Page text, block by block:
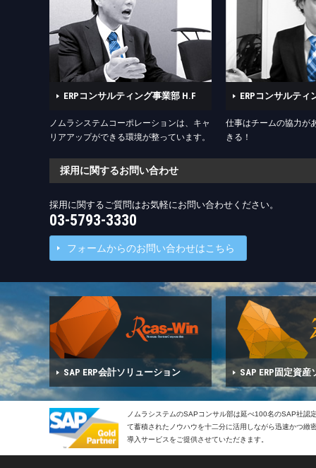
ERPコンサルティング事業部 H.F
ノムラシステムコーポレーションは、キャ
リアアップができる環境が整っています。
ERPコンサルティ
仕事はチームの協力が
きる！
採用に関するお問い合わせ
採用に関するご質問はお気軽にお問い合わせください。
03-5793-3330
フォームからのお問い合わせはこちら
SAP ERP会計ソリューション SAP ERP固定資
ノムラシステムのSAPコンサル部は延べ100名のSAP社認
て蓄積されたノウハウを十二分に活用しながら迅速かつ緻
導入サービスをご提供させていただきます。